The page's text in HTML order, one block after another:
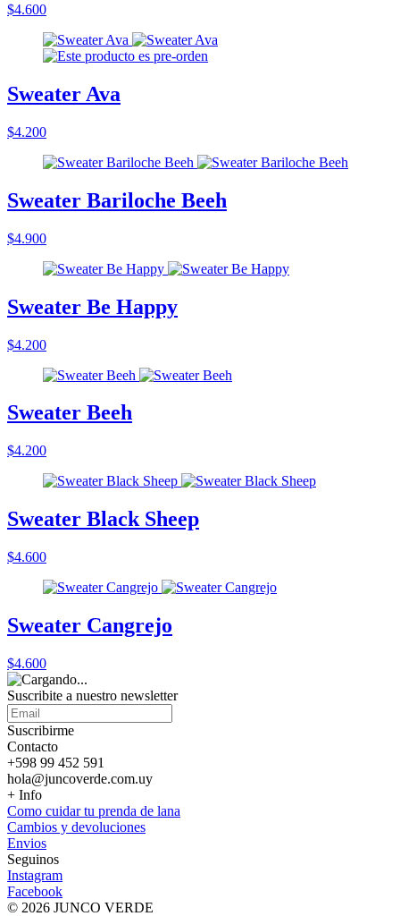
$4.600
Sweater Ava
$4.200
Sweater Bariloche Beeh
$4.900
Sweater Be Happy
$4.200
Sweater Beeh
$4.200
Sweater Black Sheep
$4.600
Sweater Cangrejo
$4.600
Suscribite a nuestro newsletter
Suscribirme
Contacto
+598 99 452 591
hola@juncoverde.com.uy
+ Info
Como cuidar tu prenda de lana
Cambios y devoluciones
Envios
Seguinos
Instagram
Facebook
© 2026 JUNCO VERDE